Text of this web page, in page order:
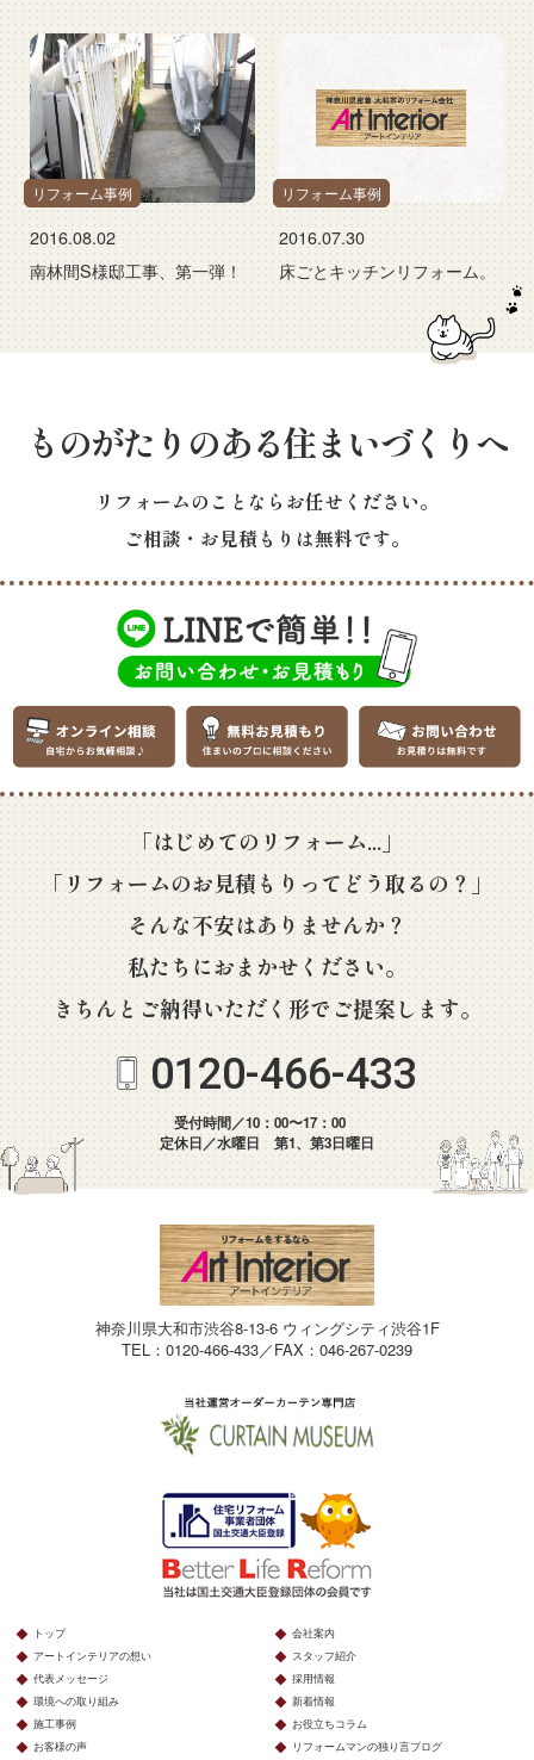
リフォーム事例
2016.08.02
南林間S様邸工事、第一弾！
リフォーム事例
2016.07.30
床ごとキッチンリフォーム。
ものがたりのある住まいづくりへ
リフォームのことならお任せください。
ご相談・お見積もりは無料です。
「はじめてのリフォーム...」
「リフォームのお見積もりってどう取るの？」
そんな不安はありませんか？
私たちにおまかせください。
きちんとご納得いただく形でご提案します。
0120-466-433
受付時間／10：00〜17：00
定休日／水曜日 第1、第3日曜日
神奈川県大和市渋谷8-13-6 ウィングシティ渋谷1F
TEL：0120-466-433／FAX：046-267-0239
トップ
アートインテリアの想い
代表メッセージ
環境への取り組み
施工事例
お客様の声
会社案内
スタッフ紹介
採用情報
新着情報
お役立ちコラム
リフォームマンの独り言ブログ